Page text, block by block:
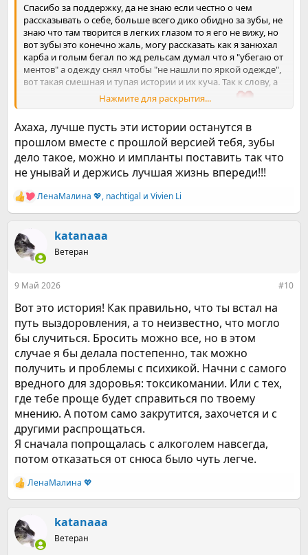
Спасибо за поддержку, да не знаю если честно о чем
рассказывать о себе, больше всего дико обидно за зубы, не
знаю что там творится в легких глазом то я его не вижу, но
вот зубы это конечно жаль, могу рассказать как я занюхал
карба и голым бегал по жд рельсам думал что я "убегаю от
ментов" а одежду снял чтобы "не нашли по яркой одежде",
вот такая смешная и тупая истории и их куча. Так к слову, а
так спасибо за поддержку уважамые, люблю вас
Нажмите для раскрытия...
Ахаха, лучше пусть эти истории останутся в
прошлом вместе с прошлой версией тебя, зубы
дело такое, можно и импланты поставить так что
не унывай и держись лучшая жизнь впереди!!!
Р
е
к
ц
и
ЛенаМалина 💖, nachtigal и Vivien Li
katanaaa
Ветеран
9 Май 2026 #10
Вот это история! Как правильно, что ты встал на
путь выздоровления, а то неизвестно, что могло
бы случиться. Бросить можно все, но в этом
случае я бы делала постепенно, так можно
получить и проблемы с психикой. Начни с самого
вредного для здоровья: токсикомании. Или с тех,
где тебе проще будет справиться по твоему
мнению. А потом само закрутится, захочется и с
другими распрощаться.
Я сначала попрощалась с алкоголем навсегда,
потом отказаться от снюса было чуть легче.
Р
е
к
ц
и
ЛенаМалина 💖
katanaaa
Ветеран